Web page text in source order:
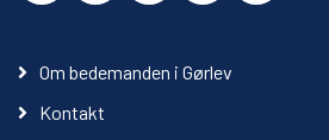
Om bedemanden i Gørlev
Kontakt